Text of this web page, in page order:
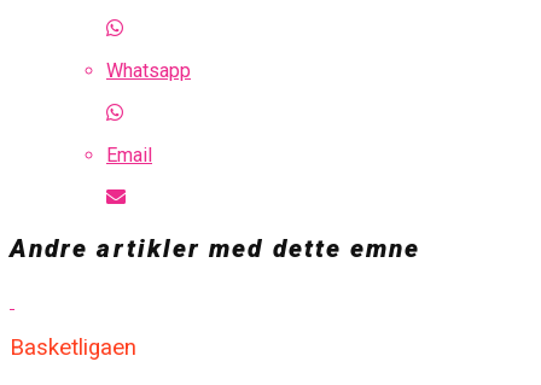
Whatsapp
Email
Andre artikler med dette emne
Basketligaen